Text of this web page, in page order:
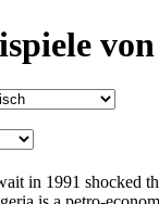
in 1991 shocked